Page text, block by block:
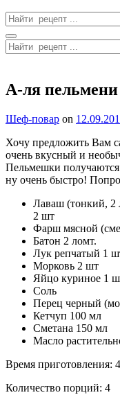
Search
for:
Search
Search
for:
А-ля пельмени
By
Шеф-повар on
Хочу предложить Вам
очень вкусный и
Пельмешки получаются
ну очень быстро!
Лаваш (тонкий, 2
2 шт
Фарш мясной
Батон 2 ломт.
Лук репчатый 1
Морковь 2 шт
Яйцо куриное 1
Соль
Перец черный
Кетчуп 100 мл
Сметана 150 мл
Масло
Время приготовления:
Количество порций: 4